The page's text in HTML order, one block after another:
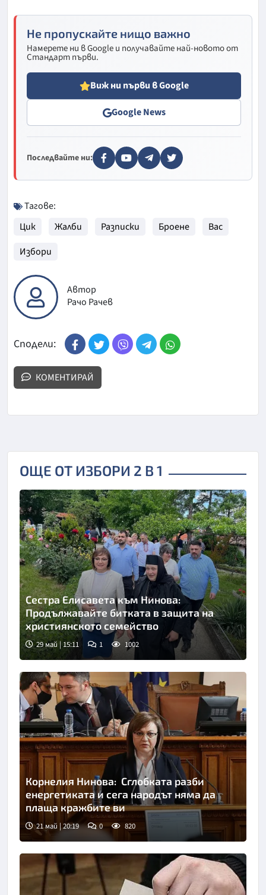
Не пропускайте нищо важно
Намерете ни в Google и получавайте най-новото от
Стандарт първи.
Виж ни първи в Google
Google News
Последвайте ни:
Тагове:
Цик
Жалби Разписки Броене
Вас
Избори
Автор
Рачо Рачев
Сподели:
КОМЕНТИРАЙ
ОЩЕ ОТ ИЗБОРИ 2 В 1
Сестра Елисавета към Нинова:
Продължавайте битката в защита на
християнското семейство
29 май | 15:11 1 1002
Корнелия Нинова: Сглобката разби
енергетиката и сега народът няма да
плаща кражбите ви
21 май | 20:19 0 820